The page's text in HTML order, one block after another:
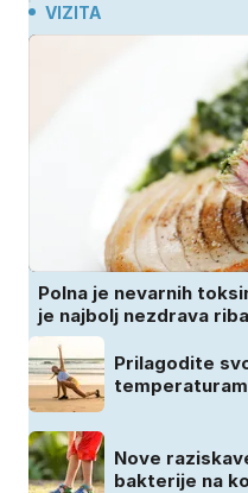
VIZITA
Polna je nevarnih
je najbolj nezdrava
Prilagodite
temperaturam
Nove
bakterije na